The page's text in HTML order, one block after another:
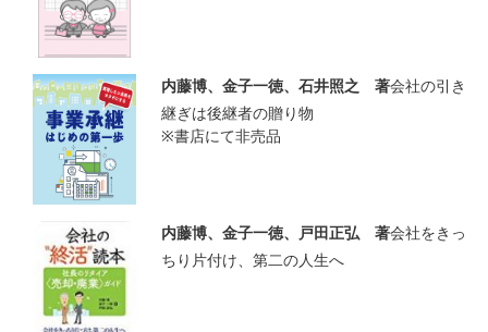
内藤博、金子一徳、石井照之 著会社の引き
継ぎは後継者の贈り物
※書店にて非売品
内藤博、金子一徳、戸田正弘 著会社をきっ
ちり片付け、第二の人生へ